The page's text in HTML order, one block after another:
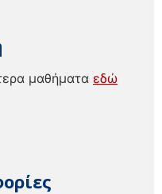
μαθήματα εδώ